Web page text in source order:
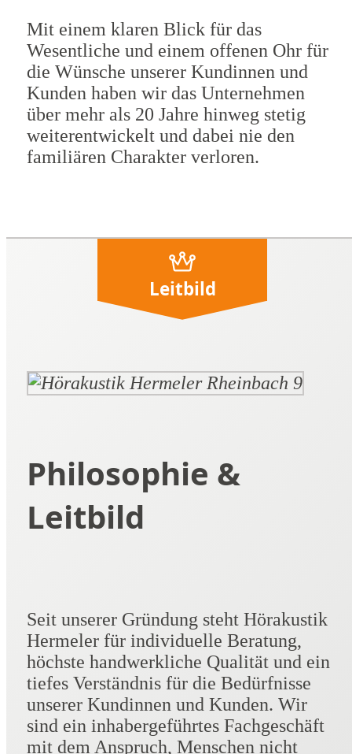
Mit einem klaren Blick für das
Wesentliche und einem offenen Ohr für
die Wünsche unserer Kundinnen und
Kunden haben wir das Unternehmen
über mehr als 20 Jahre hinweg stetig
weiterentwickelt und dabei nie den
familiären Charakter verloren.
Leitbild
Philosophie &
Leitbild
Seit unserer Gründung steht Hörakustik
Hermeler für individuelle Beratung,
höchste handwerkliche Qualität und ein
tiefes Verständnis für die Bedürfnisse
unserer Kundinnen und Kunden. Wir
sind ein inhabergeführtes Fachgeschäft
mit dem Anspruch, Menschen nicht